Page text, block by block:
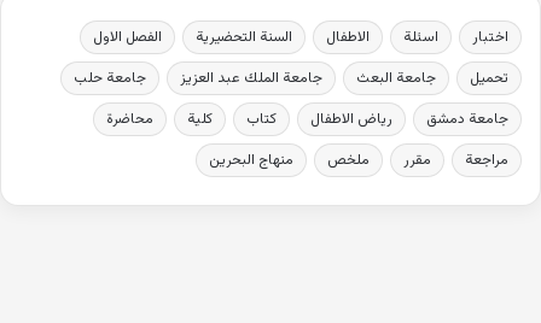
اختبار اسئلة الاطفال السنة التحضيرية
الفصل الاول
تحميل
جامعة البعث جامعة الملك عبد العزيز
جامعة حلب
جامعة دمشق
رياض الاطفال كتاب كلية
محاضرة
مراجعة
مقرر ملخص منهاج البحرين